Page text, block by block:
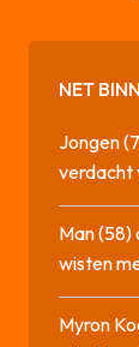
NET
Jongen
verdacht
Man (58)
wisten
Myron